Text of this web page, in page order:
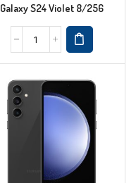
Galaxy S24 Violet 8/256